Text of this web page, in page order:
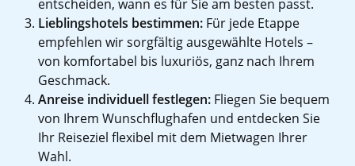
entscheiden, wann es für Sie am besten passt.
Lieblingshotels bestimmen: Für jede Etappe
empfehlen wir sorgfältig ausgewählte Hotels –
von komfortabel bis luxuriös, ganz nach Ihrem
Geschmack.
Anreise individuell festlegen: Fliegen Sie bequem
von Ihrem Wunschflughafen und entdecken Sie
Ihr Reiseziel flexibel mit dem Mietwagen Ihrer
Wahl.